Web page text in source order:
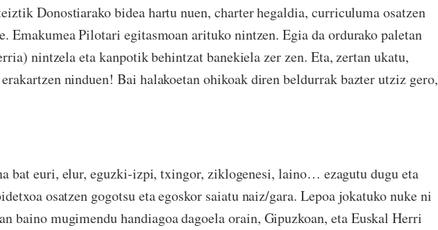
Donostiarako bidea hartu nuen, charter hegaldia, curriculuma osatzen
Emakumea Pilotari egitasmoan arituko nintzen. Egia da ordurako paletan
nintzela eta kanpotik behintzat banekiela zer zen. Eta, zertan ukatu,
ninduen! Bai halakoetan ohikoak diren beldurrak bazter utziz gero,
bat euri, elur, eguzki-izpi, txingor, ziklogenesi, laino… ezagutu dugu eta
osatzen gogotsu eta egoskor saiatu naiz/gara. Lepoa jokatuko nuke ni
baino mugimendu handiagoa dagoela orain, Gipuzkoan, eta Euskal Herri